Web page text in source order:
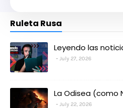
Ruleta Rusa
Leyendo las
July 27, 2026
La Odisea (como
July 22, 2026